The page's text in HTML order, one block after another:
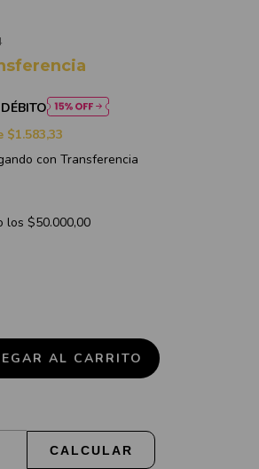
DÉBITO
$1.583,33
con Transferencia
los $50.000,00
CALCULAR